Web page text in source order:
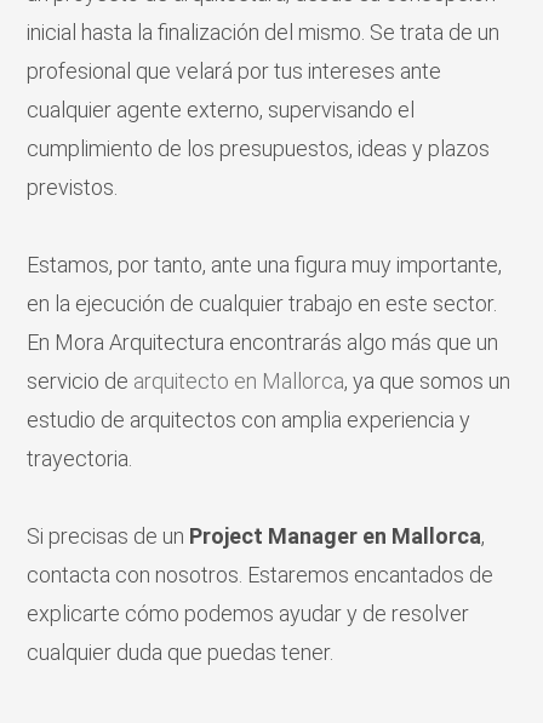
inicial hasta la finalización del mismo. Se trata de un
profesional que velará por tus intereses ante
cualquier agente externo, supervisando el
cumplimiento de los presupuestos, ideas y plazos
previstos.
Estamos, por tanto, ante una figura muy importante,
en la ejecución de cualquier trabajo en este sector.
En Mora Arquitectura encontrarás algo más que un
servicio de arquitecto en Mallorca, ya que somos un
estudio de arquitectos con amplia experiencia y
trayectoria.
Si precisas de un Project Manager en Mallorca,
contacta con nosotros. Estaremos encantados de
explicarte cómo podemos ayudar y de resolver
cualquier duda que puedas tener.